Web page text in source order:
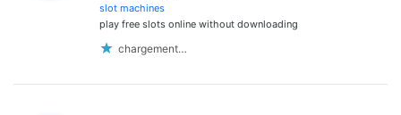
commentaires
slot machines
play free slots online without downloading
chargement…